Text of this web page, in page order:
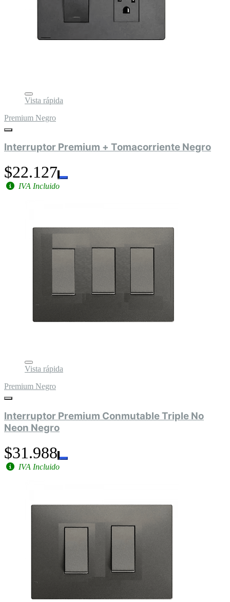
Vista rápida
Premium Negro
Interruptor Premium + Tomacorriente Negro
$22.127
IVA Incluido
Vista rápida
Premium Negro
Interruptor Premium Conmutable Triple No
Neon Negro
$31.988
IVA Incluido